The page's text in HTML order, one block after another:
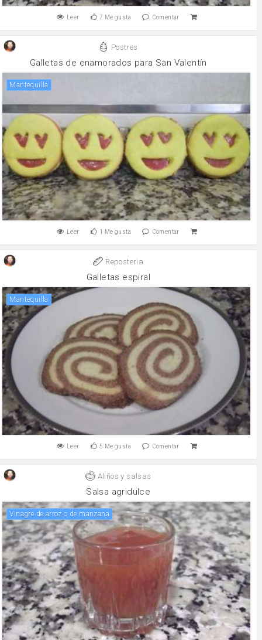
Leer 7 Me gusta Comentar
Postres
Galletas de enamorados para San Valentín
mantequilla
Leer 1 Me gusta Comentar
Reposteria
Galletas espiral
mantequilla
Leer 5 Me gusta Comentar
Aliños y salsas
Salsa agridulce
Vinagre de arroz o de manzana